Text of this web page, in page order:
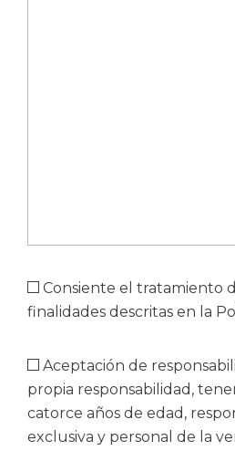
Consiente el tratamiento
finalidades descritas en la
Aceptación de
propia responsabilidad,
catorce años de edad,
exclusiva y personal de la